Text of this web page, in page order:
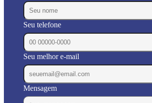
Seu telefone
Seu melhor e-mail
Mensagem